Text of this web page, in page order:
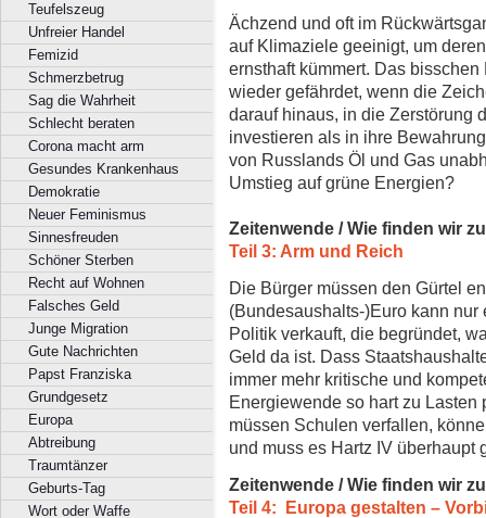
Teufelszeug
Unfreier Handel
Femizid
Schmerzbetrug
Sag die Wahrheit
Schlecht beraten
Corona macht arm
Gesundes Krankenhaus
Demokratie
Neuer Feminismus
Sinnesfreuden
Schöner Sterben
Recht auf Wohnen
Falsches Geld
Junge Migration
Gute Nachrichten
Papst Franziska
Grundgesetz
Europa
Abtreibung
Traumtänzer
Geburts-Tag
Wort oder Waffe
Ächzend und oft im
auf Klimaziele geeinigt, um
ernsthaft kümmert. Das
wieder gefährdet, wenn die
darauf hinaus, in die Zerstörung
investieren als in ihre
von Russlands Öl und Gas
Umstieg auf grüne Energien?
Zeitenwende / Wie finden wir
Teil 3: Arm und Reich
Die Bürger müssen den Gürtel
(Bundesaushalts-)Euro kann
Politik verkauft, die begründet,
Geld da ist. Dass
immer mehr kritische und
Energiewende so hart zu
müssen Schulen verfallen,
und muss es Hartz IV überhaupt
Zeitenwende / Wie finden wir
Teil 4: Europa gestalten –